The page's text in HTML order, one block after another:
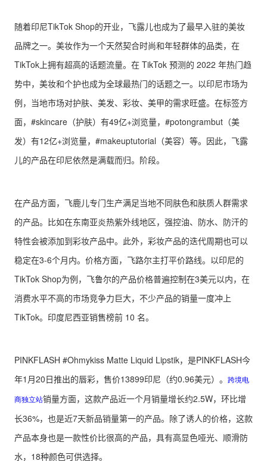
随着印尼TikTok Shop的开业，飞露儿也成为了最早入驻的美妆
品牌之一。美妆作为一个天然契合时尚和年轻群体的品类，在
TikTok上拥有超高的话题流量。在 TikTok 预测的 2022 年热门趋
势中，美妆和个护也成为全球最热门的话题之一。以印尼市场为
例，当地市场对护肤、美发、彩妆、美甲的需求旺盛。在标签方
面，#skincare（护肤）有49亿+浏览量，#potongrambut（美
发）有12亿+浏览量，#makeuptutorial（美容）等。因此，飞露
儿的产品在印尼依然是满载而归。阶段。
在产品方面，飞鹿儿专门生产满足当地不同肤色和肤质人群需求
的产品。比如在东南亚炎热紫外线地区，强控油、防水、防汗的
特性会被添加到彩妆产品中。此外，彩妆产品的迭代周期也可以
稳定在3-6个月内。价格方面，飞路尔主打平价路线。以印尼的
TikTok Shop为例，飞鲁尔的产品价格普遍控制在3美元以内，在
消费水平不高的市场竞争力巨大，不少产品的销量一度冲上
TikTok。印度尼西亚销售榜前 10 名。
PINKFLASH #Ohmykiss Matte Liquid Lipstik，是PINKFLASH今
年1月20日推出的唇彩，售价13899印尼（约0.96美元）。 跨境电
商独立站销量方面，这款产品近一个月销量增长约2.5W，环比增
长36%，也是近7天新品销量第一的产品。除了诱人的价格，这款
产品本身也是一款性价比很高的产品，具有高显色哑光、顺滑防
水，18种颜色可供选择。